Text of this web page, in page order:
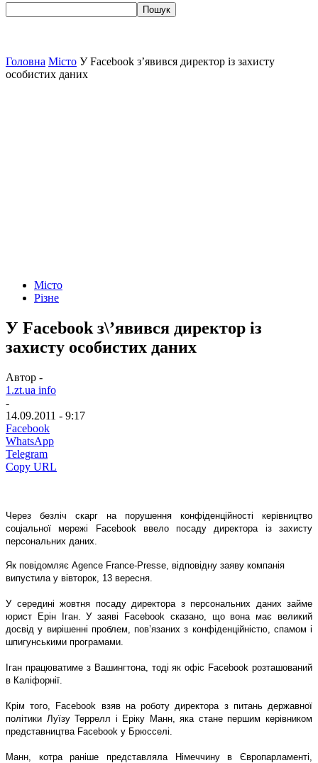
Головна Місто У Facebook з’явився директор із захисту
особистих даних
Місто
Різне
У Facebook з\’явився директор із
захисту особистих даних
Автор -
1.zt.ua info
-
14.09.2011 - 9:17
Facebook
WhatsApp
Telegram
Copy URL
Через безліч скарг на порушення конфіденційності керівництво
соціальної мережі Facebook ввело посаду директора із захисту
персональних даних.
Як повідомляє Agence France-Presse, відповідну заяву компанія
випустила у вівторок, 13 вересня.
У середині жовтня посаду директора з персональних даних займе
юрист Ерін Іган. У заяві Facebook сказано, що вона має великий
досвід у вирішенні проблем, пов’язаних з конфіденційністю, спамом і
шпигунськими програмами.
Іган працюватиме з Вашингтона, тоді як офіс Facebook розташований
в Каліфорнії.
Крім того, Facebook взяв на роботу директора з питань державної
політики Луїзу Террелл і Еріку Манн, яка стане першим керівником
представництва Facebook у Брюсселі.
Манн, котра раніше представляла Німеччину в Європарламенті,